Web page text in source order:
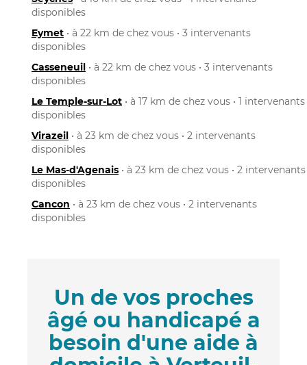
disponibles
Eymet • à 22 km de chez vous • 3 intervenants
disponibles
Casseneuil • à 22 km de chez vous • 3 intervenants
disponibles
Le Temple-sur-Lot • à 17 km de chez vous • 1 intervenants
disponibles
Virazeil • à 23 km de chez vous • 2 intervenants
disponibles
Le Mas-d'Agenais • à 23 km de chez vous • 2 intervenants
disponibles
Cancon • à 23 km de chez vous • 2 intervenants
disponibles
Un de vos proches
âgé ou handicapé a
besoin d'une aide à